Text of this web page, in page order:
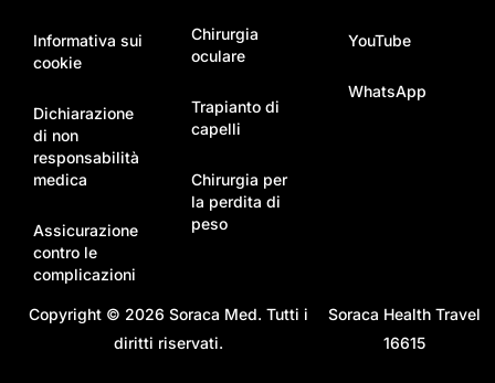
Informativa sui
cookie
Dichiarazione
di non
responsabilità
medica
Assicurazione
contro le
complicazioni
Chirurgia
oculare
Trapianto di
capelli
Chirurgia per
la perdita di
peso
YouTube
WhatsApp
Copyright © 2026 Soraca Med. Tutti i
diritti riservati.
Soraca Health Travel
16615